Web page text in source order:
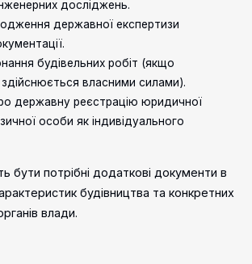
досліджень.
державної експертизи
будівельних робіт (якщо
власними силами).
державну реєстрацію юридичної
особи як індивідуального
бути потрібні додаткові документи в
будівництва та конкретних
влади.